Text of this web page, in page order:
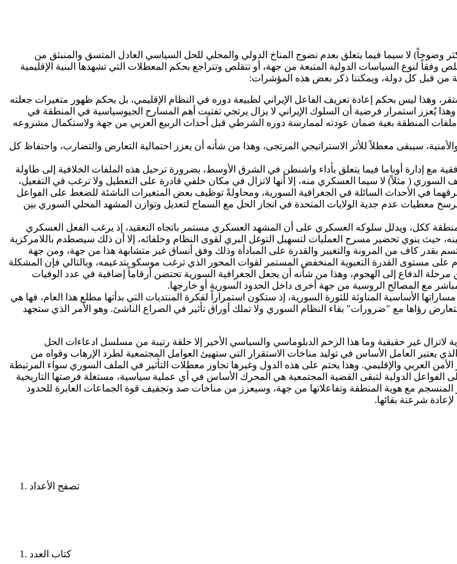
(التي باتت أكثر وضوحاً) لا سيما فيما يتعلق بعدم نضوج المناخ الدولي والمحلي للحل السياسي العادل المتسق والمنبثق من
وفقاً لنوع السياسات الدولية المتبعة من جهة، أو تتقلص وتتراجع بحكم المعطلات التي تشهدها البنية الإقليمية
من قبل كل دولة، ويمكننا ذكر بعض هذه المؤشرات:
وهذا ليس بحكم إعادة تعريف الفاعل الإيراني لطبيعة دوره في النظام الإقليمي، بل بحكم ظهور متغيرات جعلته
يُعزز استمرار فرضية أن السلوك الإيراني لا يزال يرتجي تفتيت أهم المسارح الجيوسياسية في المنطقة في
المنطقة بغية ضمان عودته لممارسة دوره الشرطي قبل أحداث الربيع العربي من جهة ولاستكمال مشروعه
سيبقى معطلاً للأثر الاستراتيجي المرتجى، وهذا من شأنه أن يعزز احتمالية التعارض والتضارب، واحتفاظ كل
مع إدارة أوباما فيما يتعلق بأداء واشنطن في الشرق الأوسط، بضرورة ترحيل هذه الملفات الخلافية إلى طاولة
السوري ( مثلاً) لا سيما العسكري منه، إلا أنها لاتزال في مكان خلفي قادرة على التعطيل ولا ترغب في التفعيل،
في الأحداث السائلة في الجغرافية السورية، ومحاولةً توظيف بعض المتغيرات الناشئة للضغط على الفواعل
معطيات عدم جدية الولايات المتحدة في انجاز الحل مع السماح لتعديل وتوازن المشهد المحلي السوري بين
المنطقة ككل، ويدلل سلوكه العسكري على أن المشهد العسكري مستمر باتجاه التعقيد، إذ يرغب الفعل العسكري
حيث ينوي تحضير مسرح العمليات لتسهيل التوغل البري لقوى النظام وحلفائه، إلا أن ذلك سيصطدم باللامركزية
بقدر كاف من المرونة والتغيير والقدرة على المبادأة وذلك وفق أنساق غير متشابهة هذا من جهة، ومن جهة
مستوى القدرة التعبوية المنخفض المستمر لقوات المحور الذي ترغب موسكو بتدعيمه، وبالتالي فإن المشكلة
الدفاع إلى الهجوم، وهذا من شأنه أن يجعل الجغرافية السورية تحتضن أرقاماً إضافية في عدد الوفيات
مع المصالح الروسية من جهة أخرى داخل الحدود السورية أو خارجها.
الأساسية المناوئة للثورة السورية، إذ ستكون استمراراً لفكرة المنتديات التي بدأتها مطلع هذا العام، فها هي
رؤاها مع "ضرورات" بقاء النظام السوري ولا تملك أوراق تأثير في الصراع الناشئ. وهو الأمر الذي ستجهد
غير حقيقية وما هذا الزخم الدبلوماسي والسياسي الأخير إلا حلقة رتيبة من مسلسل ادعاءات الحل
يعتبر العامل الأساس في توليد مناخات الاستقرار التي ستهيئ العوامل المجتمعية لطرد الإرهاب وقواه من
العربي والإقليمي. وهذا يحتم على هذه الدول وغيرها تجاوز معطلات التأثير في الملف السوري سواء المرتبطة
على الفواعل الدولية لتبقى القضية المجتمعية هي المحرك الأساس في أي عملية سياسية، مستغلة فرصتها التاريخية
المنسجم مع هوية المنطقة وتفاعلاتها من جهة، وسيعزز من مناخات صد وتجفيف قوة الجماعات العابرة للحدود
شرعنة بقائها.
تصفح الأعداد
كتاب العدد